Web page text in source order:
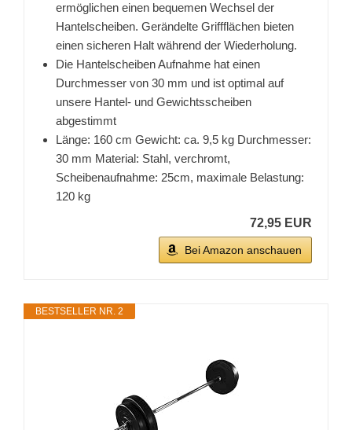
ermöglichen einen bequemen Wechsel der
Hantelscheiben. Gerändelte Griffflächen bieten
einen sicheren Halt während der Wiederholung.
Die Hantelscheiben Aufnahme hat einen
Durchmesser von 30 mm und ist optimal auf
unsere Hantel- und Gewichtsscheiben
abgestimmt
Länge: 160 cm Gewicht: ca. 9,5 kg Durchmesser:
30 mm Material: Stahl, verchromt,
Scheibenaufnahme: 25cm, maximale Belastung:
120 kg
72,95 EUR
Bei Amazon anschauen
BESTSELLER NR. 2